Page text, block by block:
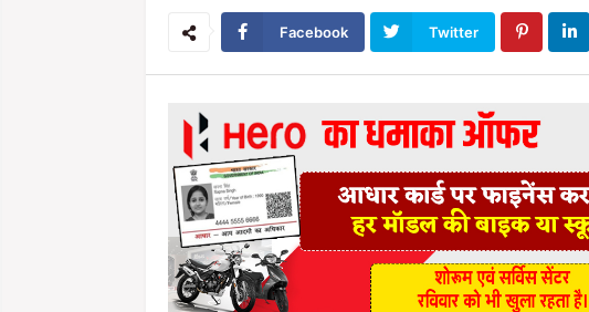
Facebook Twitter